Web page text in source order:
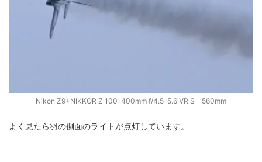
Nikon Z9+NIKKOR Z 100-400mm f/4.5-5.6 VR S 560mm
よく見たら羽の側面のライトが点灯しています。